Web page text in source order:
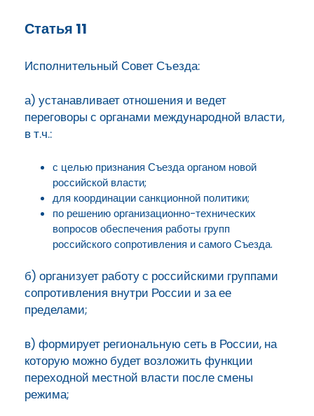
Статья 11
Исполнительный Совет Съезда:
а) устанавливает отношения и ведет
переговоры с органами международной власти,
в т.ч.:
с целью признания Съезда органом новой
российской власти;
для координации санкционной политики;
по решению организационно-технических
вопросов обеспечения работы групп
российского сопротивления и самого Съезда.
б) организует работу с российскими группами
сопротивления внутри России и за ее
пределами;
в) формирует региональную сеть в России, на
которую можно будет возложить функции
переходной местной власти после смены
режима;